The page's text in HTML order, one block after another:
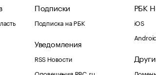
Подписки
Подписка на РБК
Уведомления
RSS Новости
Оповещения RBC.ru
РБК
iOS